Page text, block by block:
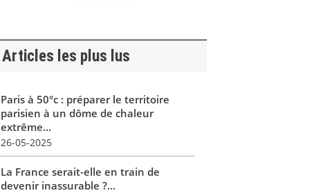
Articles les plus lus
Paris à 50°c : préparer le territoire
parisien à un dôme de chaleur
extrême...
26-05-2025
La France serait-elle en train de
devenir inassurable ?...